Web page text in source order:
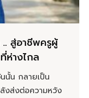
.. สู่อาชีพครูผู้
ห่างไกล
นนั้น กลายเป็น
งส่งต่อความหวัง